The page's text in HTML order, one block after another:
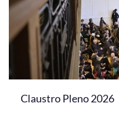
Claustro Pleno 2026